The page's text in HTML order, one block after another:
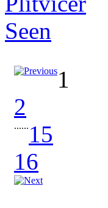
1
2
...... 15
16